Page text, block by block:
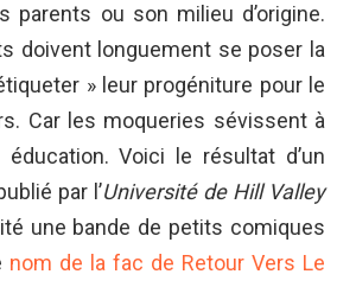
parents ou son milieu d’origine.
doivent longuement se poser la
» leur progéniture pour le
Car les moqueries sévissent à
Voici le résultat d’un
par l’Université de Hill Valley
une bande de petits comiques
nom de la fac de Retour Vers Le